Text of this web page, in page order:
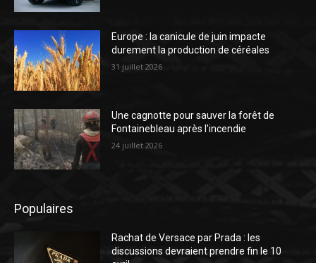
Europe : la canicule de juin impacte
durement la production de céréales
31 juillet 2026
Une cagnotte pour sauver la forêt de
Fontainebleau après l’incendie
24 juillet 2026
Populaires
Rachat de Versace par Prada : les
discussions devraient prendre fin le 10